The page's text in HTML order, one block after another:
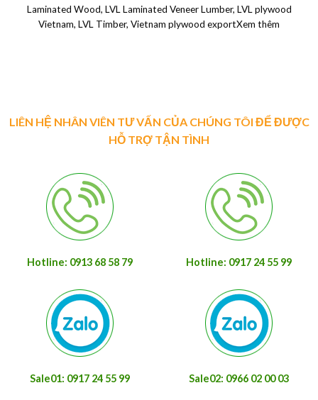
Laminated Wood, LVL Laminated Veneer Lumber, LVL plywood
Vietnam, LVL Timber, Vietnam plywood exportXem thêm
LIÊN HỆ NHÂN VIÊN TƯ VẤN CỦA CHÚNG TÔI ĐỂ ĐƯỢC
HỖ TRỢ TẬN TÌNH
Hotline: 0913 68 58 79 Hotline: 0917 24 55 99
Sale01: 0917 24 55 99 Sale02: 0966 02 00 03